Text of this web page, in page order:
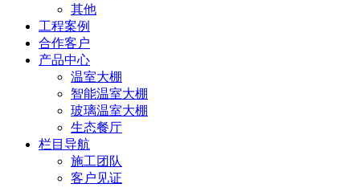
其他
工程案例
合作客户
产品中心
温室大棚
智能温室大棚
玻璃温室大棚
生态餐厅
栏目导航
施工团队
客户见证